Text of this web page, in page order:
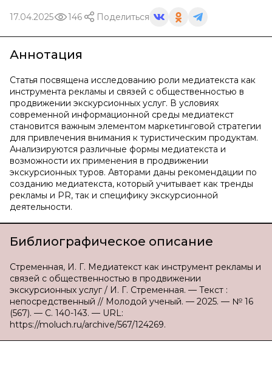
17.04.2025 146 Поделиться
Аннотация
Статья посвящена исследованию роли медиатекста как
инструмента рекламы и связей с общественностью в
продвижении экскурсионных услуг. В условиях
современной информационной среды медиатекст
становится важным элементом маркетинговой стратегии
для привлечения внимания к туристическим продуктам.
Анализируются различные формы медиатекста и
возможности их применения в продвижении
экскурсионных туров. Авторами даны рекомендации по
созданию медиатекста, который учитывает как тренды
рекламы и PR, так и специфику экскурсионной
деятельности.
Библиографическое описание
Стременная, И. Г. Медиатекст как инструмент рекламы и
связей с общественностью в продвижении
экскурсионных услуг / И. Г. Стременная. — Текст :
непосредственный // Молодой ученый. — 2025. — № 16
(567). — С. 140-143. — URL:
https://moluch.ru/archive/567/124269.